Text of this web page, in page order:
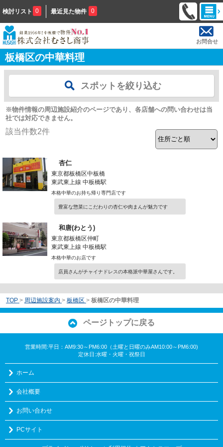
検討リスト 0 最近見た物件 0
お問合せ
板橋区の中華料理
スポットを絞り込む
※物件情報の周辺施設紹介のページであり、各店舗への問い合わせは当
社では対応できません。
該当件数2件
杏仁
東京都板橋区中板橋
東武東上線 中板橋駅
本格中華のお持ち帰り専門店です
豊富な惣菜にこだわりの杏仁や肉まんが魅力です
和唐(わとう)
東京都板橋区仲町
東武東上線 中板橋駅
本格中華のお店です
店員さんがチャイナドレスの本格派中華屋さんです。
TOP > 周辺施設案内 > 板橋区 > 板橋区の中華料理
ページトップに戻る
営業時間:平日：AM9:30～PM6:00（土曜と日曜のみAM10:00～PM6:00)
定休日:水曜・火曜・祝祭日
ホーム
会社概要
お問い合わせ
PCサイト